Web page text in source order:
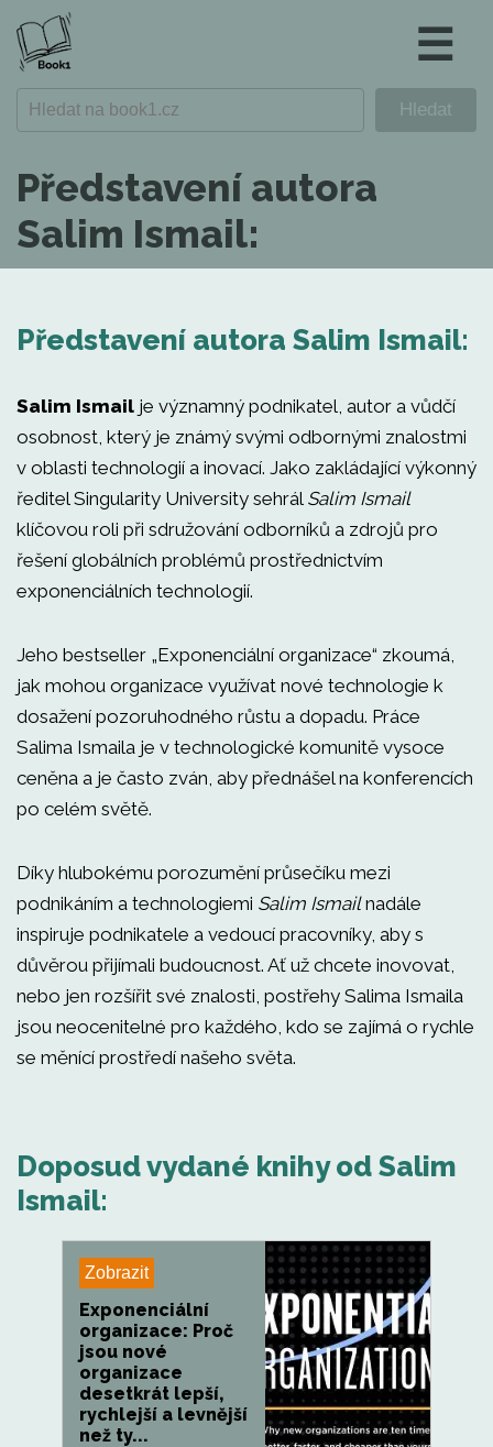
☰
Představení autora
Salim Ismail:
Představení autora Salim Ismail:
Salim Ismail je významný podnikatel, autor a vůdčí
osobnost, který je známý svými odbornými znalostmi
v oblasti technologií a inovací. Jako zakládající výkonný
ředitel Singularity University sehrál Salim Ismail
klíčovou roli při sdružování odborníků a zdrojů pro
řešení globálních problémů prostřednictvím
exponenciálních technologií.
Jeho bestseller „Exponenciální organizace“ zkoumá,
jak mohou organizace využívat nové technologie k
dosažení pozoruhodného růstu a dopadu. Práce
Salima Ismaila je v technologické komunitě vysoce
ceněna a je často zván, aby přednášel na konferencích
po celém světě.
Díky hlubokému porozumění průsečíku mezi
podnikáním a technologiemi Salim Ismailnadále
inspiruje podnikatele a vedoucí pracovníky, aby s
důvěrou přijímali budoucnost. Ať už chcete inovovat,
nebo jen rozšířit své znalosti, postřehy Salima Ismaila
jsou neocenitelné pro každého, kdo se zajímá o rychle
se měnící prostředí našeho světa.
Doposud vydané knihy od Salim
Ismail:
Zobrazit
Exponenciální
organizace: Proč
jsou nové
organizace
desetkrát lepší,
rychlejší a levnější
než ty...